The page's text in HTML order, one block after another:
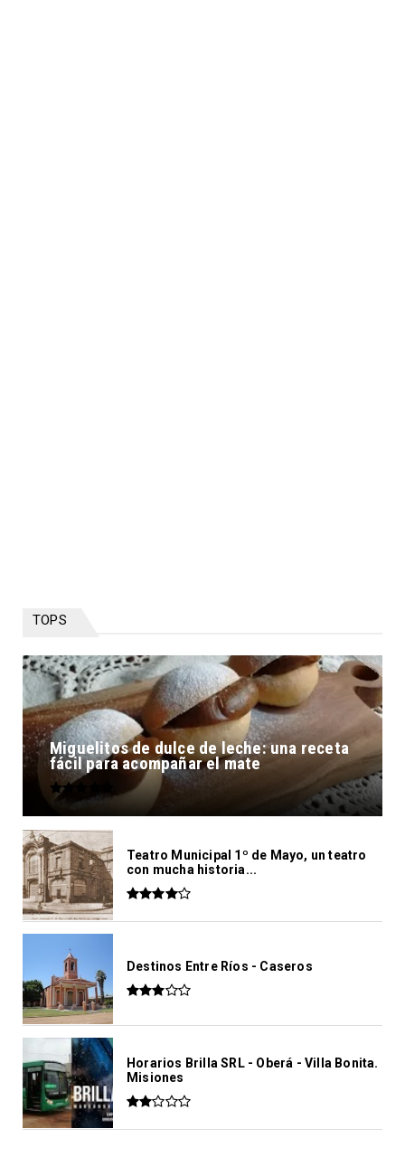
TOPS
Miguelitos de dulce de leche: una receta
fácil para acompañar el mate
Teatro Municipal 1º de Mayo, un teatro
con mucha historia...
Destinos Entre Ríos - Caseros
Horarios Brilla SRL - Oberá - Villa Bonita.
Misiones